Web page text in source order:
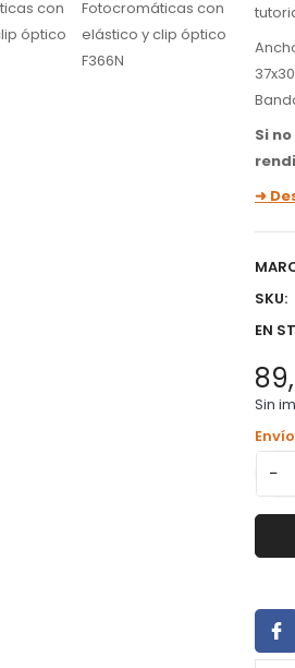
Si
➜
SKU:
EN
Sin
−